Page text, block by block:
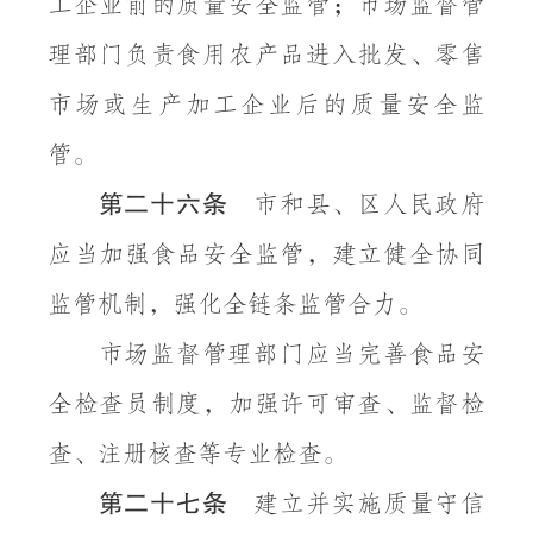
理部门负责食用农产品进入批发、零售
市场或生产加工企业后的质量安全监
管。
第二十六条 市和县、区人民政府
应当加强食品安全监管，建立健全协同
监管机制，强化全链条监管合力。
市场监督管理部门应当完善食品安
全检查员制度，加强许可审查、监督检
查、注册核查等专业检查。
第二十七条 建立并实施质量守信